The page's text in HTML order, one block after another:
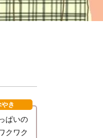
き
ぱいの
クワク